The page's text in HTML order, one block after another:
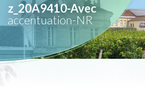
z_20A9410-Avec
accentuation-NR